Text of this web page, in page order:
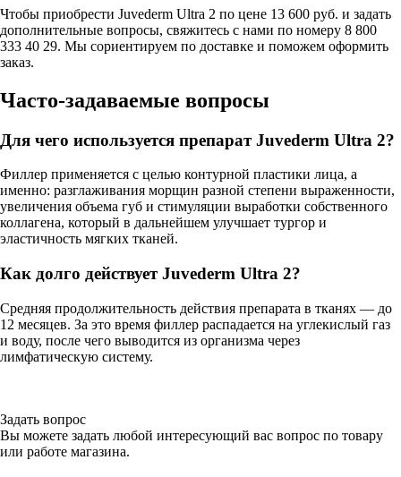
Чтобы приобрести Juvederm Ultra 2 по цене 13 600 руб. и задать
дополнительные вопросы, свяжитесь с нами по номеру 8 800
333 40 29. Мы сориентируем по доставке и поможем оформить
заказ.
Часто-задаваемые вопросы
Для чего используется препарат Juvederm Ultra 2?
Филлер применяется с целью контурной пластики лица, а
именно: разглаживания морщин разной степени выраженности,
увеличения объема губ и стимуляции выработки собственного
коллагена, который в дальнейшем улучшает тургор и
эластичность мягких тканей.
Как долго действует Juvederm Ultra 2?
Средняя продолжительность действия препарата в тканях — до
12 месяцев. За это время филлер распадается на углекислый газ
и воду, после чего выводится из организма через
лимфатическую систему.
Задать вопрос
Вы можете задать любой интересующий вас вопрос по товару
или работе магазина.